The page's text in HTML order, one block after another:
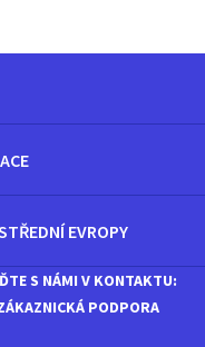
EVROPY
S NÁMI V KONTAKTU:
PODPORA